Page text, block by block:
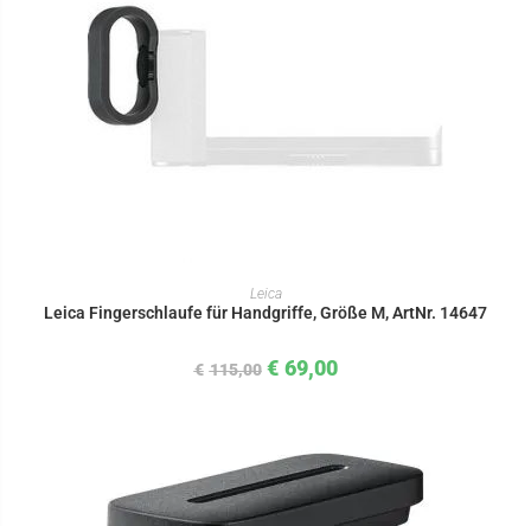
IN DEN WARENKORB
Leica
Leica Fingerschlaufe für Handgriffe, Größe M, ArtNr. 14647
€ 115,00 € 69,00